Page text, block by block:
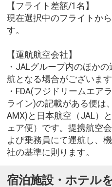
【フライト差額/1名】
現在選択中のフライトか
す。
【運航航空会社】
・JALグループ内のほか
航となる場合がございます
・FDA(フジドリームエア
ライン)の記載がある便は
AMX)と日本航空（JAL）
ェア便）です。提携航空
よび乗務員にて運航し、
社の基準に則ります。
宿泊施設・ホテル